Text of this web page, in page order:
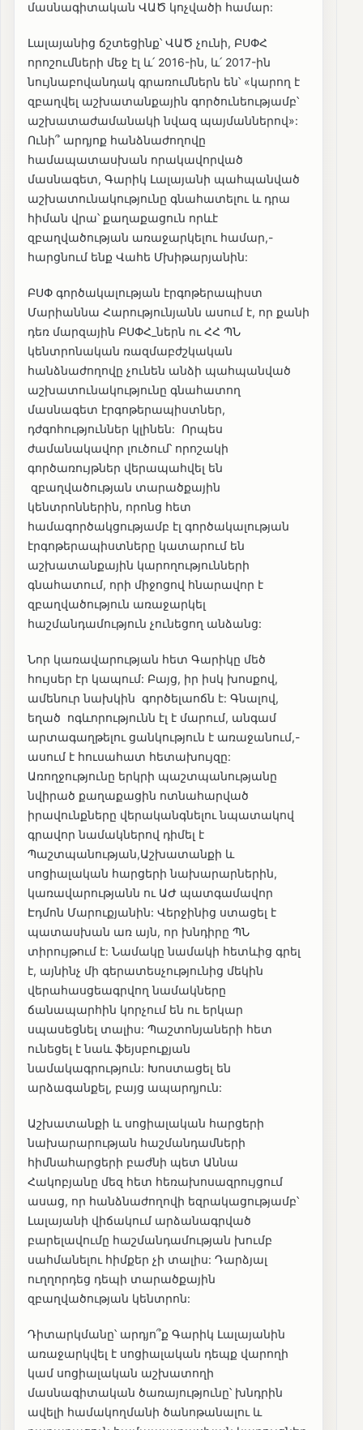
մասնագիտական ՎԱԾ կոչվածի համար:
Լալայանից ճշտեցինք՝ ՎԱԾ չունի, ԲՍՓՀ
որոշումների մեջ էլ և՛ 2016-ին, և՛ 2017-ին
նույնաբովանդակ գրառումներն են՝ «կարող է
զբաղվել աշխատանքային գործունեությամբ՝
աշխատաժամանակի նվազ պայմաններով»:
Ունի՞ արդյոք հանձնաժողովը
համապատասխան որակավորված
մասնագետ, Գարիկ Լալայանի պահպանված
աշխատունակությունը գնահատելու և դրա
հիման վրա՝ քաղաքացուն որևէ
զբաղվածության առաջարկելու համար,-
հարցնում ենք Վահե Մխիթարյանին:
ԲՍՓ գործակալության էրգոթերապիստ
Մարիաննա Հարությունյանն ասում է, որ քանի
դեռ մարզային ԲՍՓՀ_ներն ու ՀՀ ՊՆ
կենտրոնական ռազմաբժշկական
հանձնաժողովը չունեն անձի պահպանված
աշխատունակությունը գնահատող
մասնագետ էրգոթերապիստներ,
դժգոհություններ կլինեն: Որպես
ժամանակավոր լուծում՝ որոշակի
գործառույթներ վերապահվել են
զբաղվածության տարածքային
կենտրոններին, որոնց հետ
համագործակցությամբ էլ գործակալության
էրգոթերապիստները կատարում են
աշխատանքային կարողությունների
գնահատում, որի միջոցով հնարավոր է
զբաղվածություն առաջարկել
հաշմանդամություն չունեցող անձանց:
Նոր կառավարության հետ Գարիկը մեծ
հույսեր էր կապում: Բայց, իր իսկ խոսքով,
ամենուր նախկին գործելաոճն է: Գնալով,
եղած ոգևորությունն էլ է մարում, անգամ
արտագաղթելու ցանկություն է առաջանում,-
ասում է հուսահատ հետախույզը:
Առողջությունը երկրի պաշտպանությանը
նվիրած քաղաքացին ոտնահարված
իրավունքները վերականգնելու նպատակով
գրավոր նամակներով դիմել է
Պաշտպանության,Աշխատանքի և
սոցիալական հարցերի նախարարներին,
կառավարությանն ու ԱԺ պատգամավոր
Էդմոն Մարուքյանին: Վերջինից ստացել է
պատասխան առ այն, որ խնդիրը ՊՆ
տիրույթում է: Նամակը նամակի հետևից գրել
է, այնինչ մի գերատեսչությունից մեկին
վերահասցեագրվող նամակները
ճանապարհին կորչում են ու երկար
սպասեցնել տալիս: Պաշտոնյաների հետ
ունեցել է նաև ֆեյսբուքյան
նամակագրություն: Խոստացել են
արձագանքել, բայց ապարդյուն:
Աշխատանքի և սոցիալական հարցերի
նախարարության հաշմանդամների
հիմնահարցերի բաժնի պետ Աննա
Հակոբյանը մեզ հետ հեռախոսազրույցում
ասաց, որ հանձնաժողովի եզրակացությամբ՝
Լալայանի վիճակում արձանագրված
բարելավումը հաշմանդամության խումբ
սահմանելու հիմքեր չի տալիս: Դարձյալ
ուղղորդեց դեպի տարածքային
զբաղվածության կենտրոն:
Դիտարկմանը՝ արդյո՞ք Գարիկ Լալայանին
առաջարկվել է սոցիալական դեպք վարողի
կամ սոցիալական աշխատողի
մասնագիտական ծառայությունը՝ խնդրին
ավելի համակողմանի ծանոթանալու և